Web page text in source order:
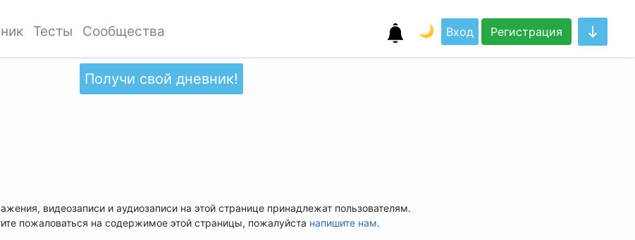
Тесты Сообщества 🌙 Вход Регистрация
Получи свой дневник!
видеозаписи и аудиозаписи на этой странице принадлежат пользователям.
пожаловаться на содержимое этой страницы, пожалуйста напишите нам.